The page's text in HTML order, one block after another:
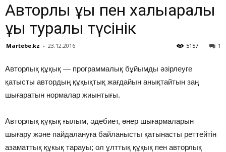
Авторлық құқық пен халықаралық
құқық туралы түсінік
Martebe.kz - 23.12.2016 1
5157
Авторлық құқық — программалық бұйымды әзірлеуге
қатысты автордың құқықтық жағдайын анықтайтын заң
шығаратын нормалар жиынтығы.
Авторлық құқық ғылым, әдебиет, өнер шығармаларын
шығару және пайдалануға байланысты қатынасты реттейтін
азаматтық құкық тарауы; ол ұлттық құқық пен авторлық